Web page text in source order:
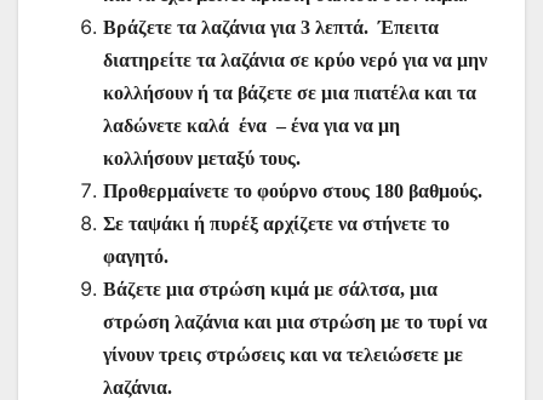
Βράζετε τα λαζάνια για 3 λεπτά. Έπειτα
διατηρείτε τα λαζάνια σε κρύο νερό για να μην
κολλήσουν ή τα βάζετε σε μια πιατέλα και τα
λαδώνετε καλά ένα – ένα για να μη
κολλήσουν μεταξύ τους.
Προθερμαίνετε το φούρνο στους 180 βαθμούς.
Σε ταψάκι ή πυρέξ αρχίζετε να στήνετε το
φαγητό.
Βάζετε μια στρώση κιμά με σάλτσα, μια
στρώση λαζάνια και μια στρώση με το τυρί να
γίνουν τρεις στρώσεις και να τελειώσετε με
λαζάνια.